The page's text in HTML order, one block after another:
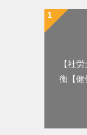
【社
衡【健